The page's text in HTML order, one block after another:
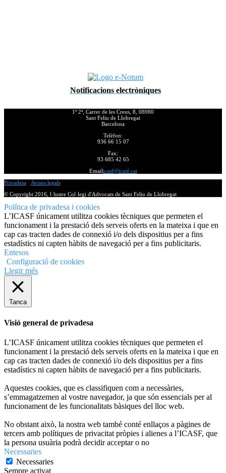
Notificacions electròniques
1º 2ª, Carrer de les Creus, 8, 08980
Sant Feliu de Llobregat
Barcelona
Telèfon:
936 66 15 07
Fax:
93 685 42 65
Emailicasf@icasf.cat
Privadesa
Avisos legals
© Copyright 2016, l·lustre Col·legi d'Advocats de Sant Feliu de Llobregat
Política de privadesa i cookies
L’ICASF únicament utilitza cookies tècniques que permeten el
funcionament i la prestació dels serveis oferts en la mateixa i que en
cap cas tracten dades de connexió i/o dels dispositius per a fins
estadístics ni capten hàbits de navegació per a fins publicitaris.
Entesos
Configuració de cookies
Llegir més
Tanca
Visió general de privadesa
L’ICASF únicament utilitza cookies tècniques que permeten el
funcionament i la prestació dels serveis oferts en la mateixa i que en
cap cas tracten dades de connexió i/o dels dispositius per a fins
estadístics ni capten hàbits de navegació per a fins publicitaris.
Aquestes cookies, que es classifiquen com a necessàries,
s’emmagatzemen al vostre navegador, ja que són essencials per al
funcionament de les funcionalitats bàsiques del lloc web.
No obstant això, la nostra web també conté enllaços a pàgines de
tercers amb polítiques de privacitat pròpies i alienes a l’ICASF, que
la persona usuària podrà decidir acceptar o no
Necessaries
Necessaries
Sempre activat